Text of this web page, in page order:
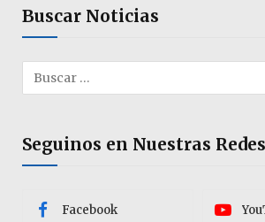
Buscar Noticias
Seguinos en Nuestras
Facebook